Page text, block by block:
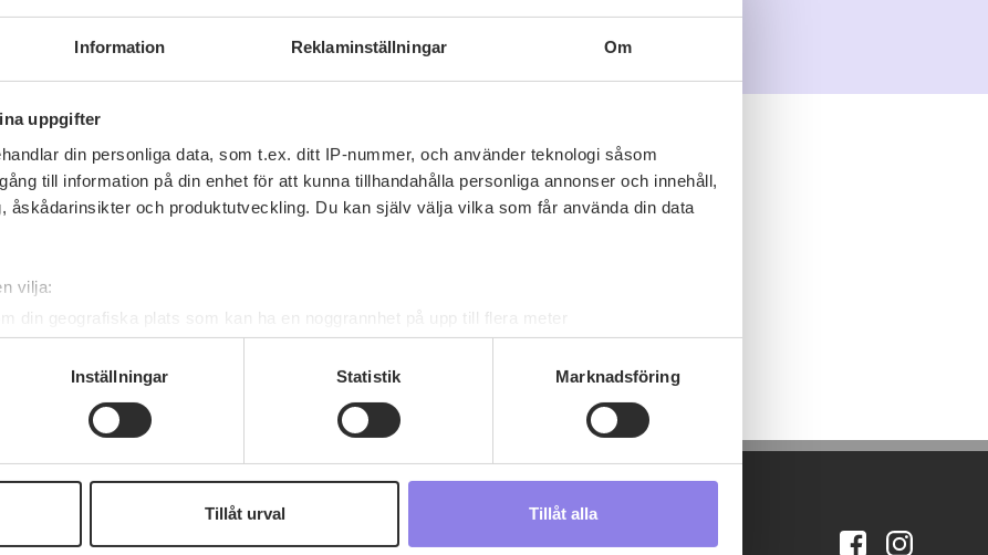
Information Reklaminställningar Om
uppgifter
din personliga data, som t.ex. ditt IP-nummer, och använder teknologi såsom
till information på din enhet för att kunna tillhandahålla personliga annonser och innehåll,
åskådarinsikter och produktutveckling. Du kan själv välja vilka som får använda din data
vilja:
din geografiska plats som kan ha en noggrannhet på upp till flera meter
att aktivt skanna den för specifika kännetecken (fingeravtryck)
uppgifter behandlas och ställ in dina preferenser i
detaljsektionen. Du kan ändra
som helst från cookie-förklaringen.
intygar du att du är 25 år eller äldre.
Inställningar Statistik Marknadsföring
Tillåt urval Tillåt alla
urbansvanberg har inga recept ännu